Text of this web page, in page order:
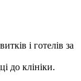
і готелів за
до клініки.